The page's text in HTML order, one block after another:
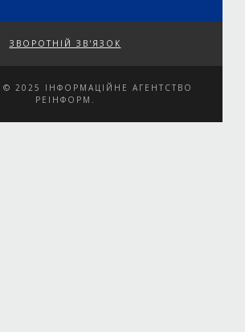
ЗВОРОТНІЙ ЗВ'ЯЗОК
© 2025 ІНФОРМАЦІЙНЕ АГЕНТСТВО
РЕІНФОРМ.